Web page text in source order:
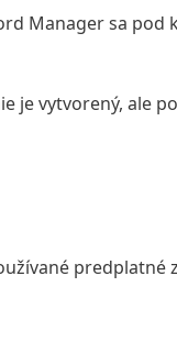
Manager sa pod
je vytvorený, ale
predplatné